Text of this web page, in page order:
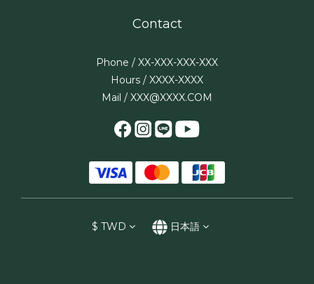
Contact
Phone / XX-XXX-XXX-XXX
Hours / XXXX-XXXX
Mail / XXX@XXXX.COM
$ TWD 日本語